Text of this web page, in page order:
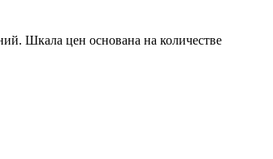
Шкала цен основана на количестве